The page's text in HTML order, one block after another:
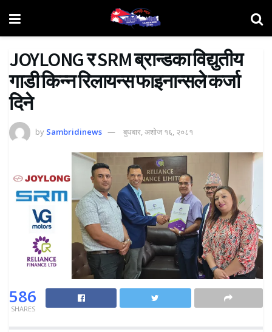
JOYLONG र SRM ब्रान्डका विद्युतीय
गाडी किन्न रिलायन्स फाइनान्सले कर्जा
दिने
by Sambridinews बुधबार, अशोज १६, २०८१
586
SHARES